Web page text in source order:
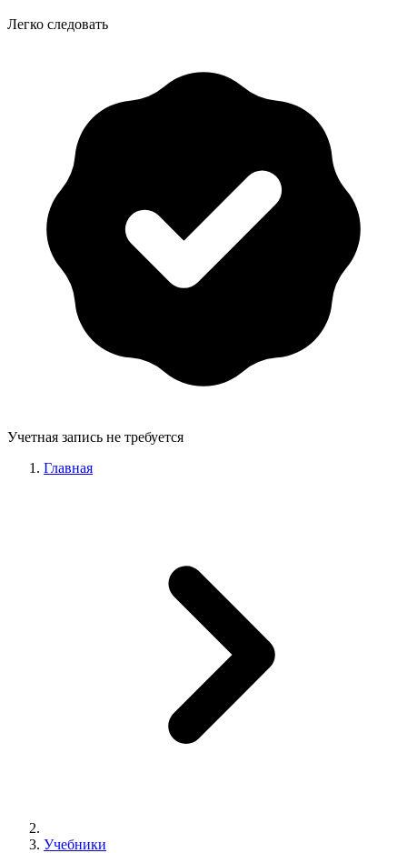
Легко следовать
Учетная запись не требуется
Главная
Учебники